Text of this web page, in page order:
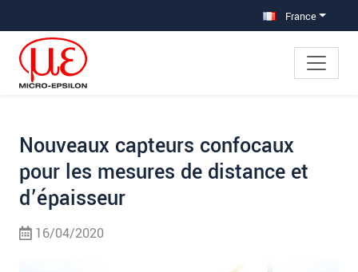
France
Nouveaux capteurs confocaux
pour les mesures de distance et
d’épaisseur
16/04/2020